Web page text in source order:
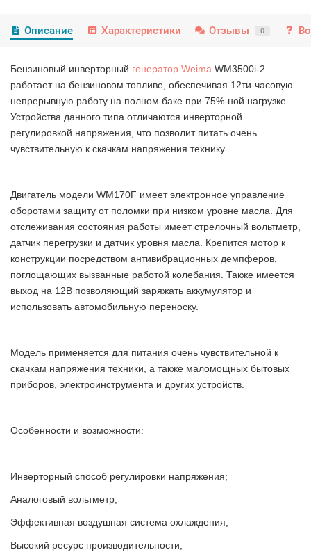
Описание Характеристики Отзывы 0
Бензиновый инверторный генератор Weima WM3500i-2
работает на бензиновом топливе, обеспечивая 12ти-часовую
непрерывную работу на полном баке при 75%-ной нагрузке.
Устройства данного типа отличаются инверторной
регулировкой напряжения, что позволит питать очень
чувствительную к скачкам напряжения технику.
Двигатель модели WM170F имеет электронное управление
оборотами защиту от поломки при низком уровне масла. Для
отслеживания состояния работы имеет стрелочный вольтметр,
датчик перегрузки и датчик уровня масла. Крепится мотор к
конструкции посредством антивибрационных демпферов,
поглощающих вызванные работой колебания. Также имеется
выход на 12В позволяющий заряжать аккумулятор и
использовать автомобильную переноску.
Модель применяется для питания очень чувствительной к
скачкам напряжения техники, а также маломощных бытовых
приборов, электроинструмента и других устройств.
Особенности и возможности:
Инверторный способ регулировки напряжения;
Аналоговый вольтметр;
Эффективная воздушная система охлаждения;
Высокий ресурс производительности;